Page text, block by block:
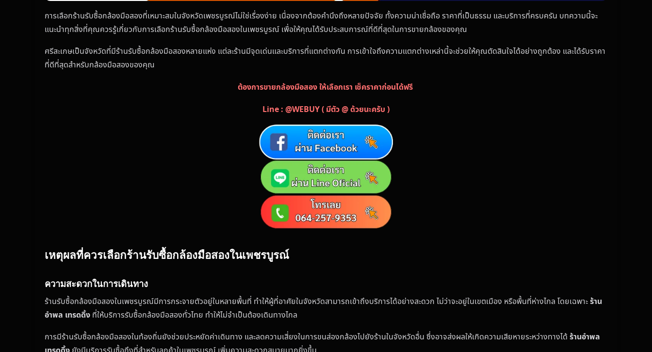
การเลือกร้านรับซื้อกล้องมือสองที่เหมาะสมในจังหวัดเพชรบูรณ์ไม่ใช่เรื่องง่าย เนื่องจากต้องคำนึงถึงหลายปัจจัย ทั้งความน่าเชื่อถือ ราคาที่เป็นธรรม และบริการที่ครบครัน บทความนี้จะ
แนะนำทุกสิ่งที่คุณควรรู้เกี่ยวกับการเลือกร้านรับซื้อกล้องมือสองในเพชรบูรณ์ เพื่อให้คุณได้รับประสบการณ์ที่ดีที่สุดในการขายกล้องของคุณ
ศรีสะเกษเป็นจังหวัดที่มีร้านรับซื้อกล้องมือสองหลายแห่ง แต่ละร้านมีจุดเด่นและบริการที่แตกต่างกัน การเข้าใจถึงความแตกต่างเหล่านี้จะช่วยให้คุณตัดสินใจได้อย่างถูกต้อง และได้รับราคา
ที่ดีที่สุดสำหรับกล้องมือสองของคุณ
ต้องการขายกล้องมือสอง ให้เลือกเรา เช็คราคาก่อนได้ฟรี
Line : @WEBUY ( มีตัว @ ด้วยนะครับ )
เหตุผลที่ควรเลือกร้านรับซื้อกล้องมือสองในเพชรบูรณ์
ความสะดวกในการเดินทาง
ร้านรับซื้อกล้องมือสองในเพชรบูรณ์มีการกระจายตัวอยู่ในหลายพื้นที่ ทำให้ผู้ที่อาศัยในจังหวัดสามารถเข้าถึงบริการได้อย่างสะดวก ไม่ว่าจะอยู่ในเขตเมือง หรือพื้นที่ห่างไกล โดยเฉพาะร้าน
อำพล เทรดดิ้ง ที่ให้บริการรับซื้อกล้องมือสองทั่วไทย ทำให้ไม่จำเป็นต้องเดินทางไกล
การมีร้านรับซื้อกล้องมือสองในท้องถิ่นยังช่วยประหยัดค่าเดินทาง และลดความเสี่ยงในการขนส่องกล้องไปยังร้านในจังหวัดอื่น ซึ่งอาจส่งผลให้เกิดความเสียหายระหว่างทางได้ ร้านอำพล